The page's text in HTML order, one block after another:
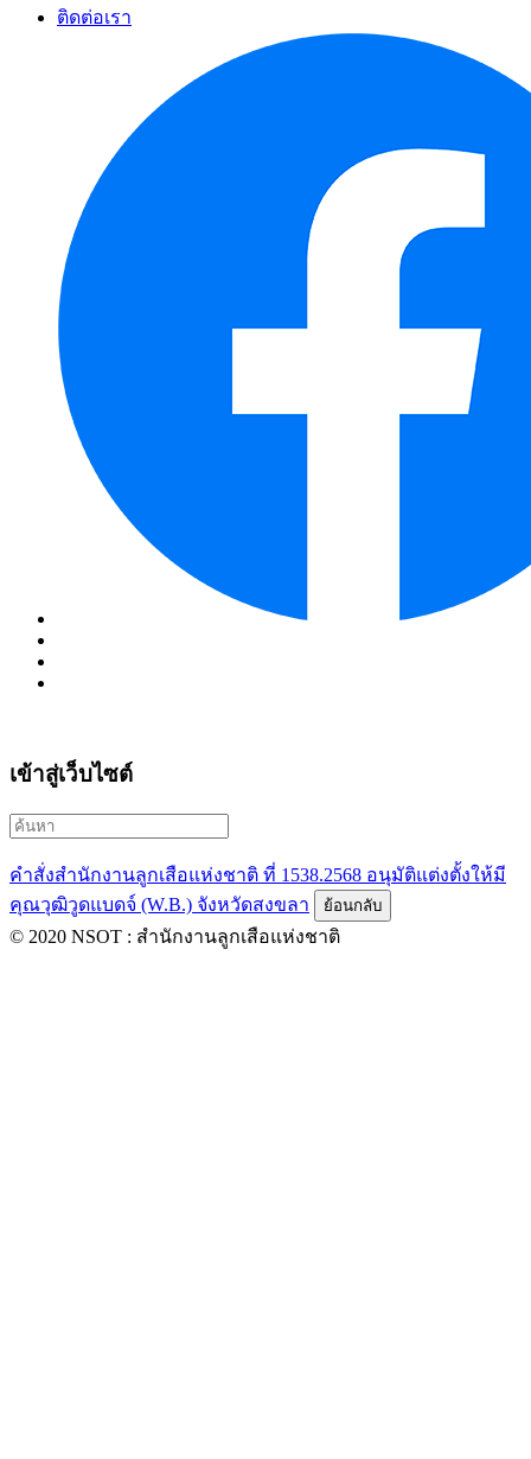
ติดต่อเรา
เข้าสู่เว็บไซต์
คำสั่งสำนักงานลูกเสือแห่งชาติ ที่ 1538.2568 อนุมัติแต่งตั้งให้มี
คุณวุฒิวูดแบดจ์ (W.B.) จังหวัดสงขลา
© 2020 NSOT : สำนักงานลูกเสือแห่งชาติ